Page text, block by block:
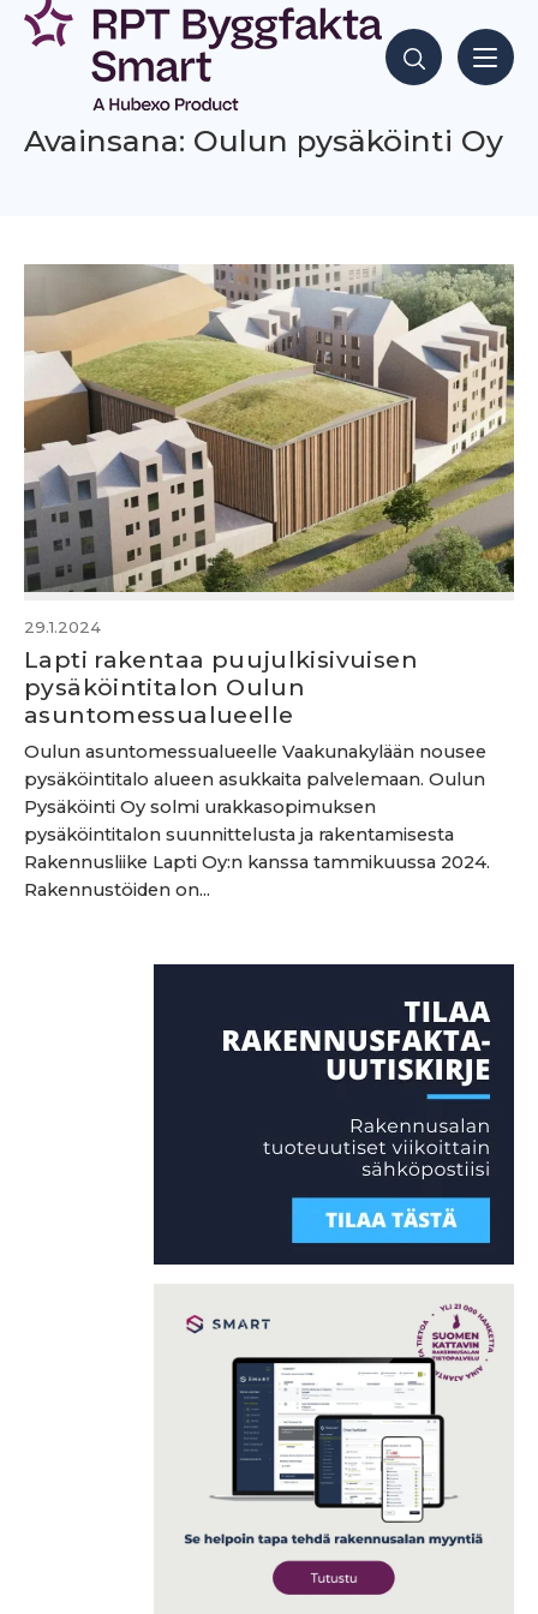
Siirry
sisältöön
Hae sisältöjä
Avainsana: Oulun pysäköinti Oy
29.1.2024
Lapti rakentaa puujulkisivuisen
pysäköintitalon Oulun
asuntomessualueelle
Oulun asuntomessualueelle Vaakunakylään nousee
pysäköintitalo alueen asukkaita palvelemaan. Oulun
Pysäköinti Oy solmi urakkasopimuksen
pysäköintitalon suunnittelusta ja rakentamisesta
Rakennusliike Lapti Oy:n kanssa tammikuussa 2024.
Rakennustöiden on...